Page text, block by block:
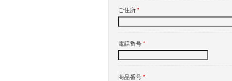
ご住所*
電話番号*
商品番号*